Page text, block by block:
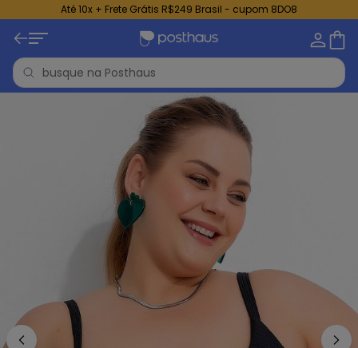
Até 10x + Frete Grátis R$249 Brasil - cupom 8DO8